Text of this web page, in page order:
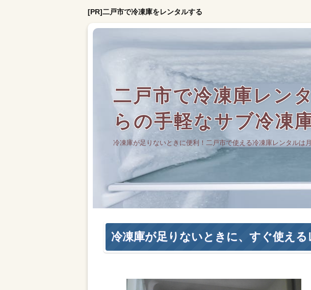
[PR]二戸市で冷凍庫をレンタルする
二戸市で冷凍庫レン
らの手軽なサブ冷凍
冷凍庫が足りないときに便利！二戸市で使える冷凍庫レンタルは
冷凍庫が足りないときに、すぐ使え